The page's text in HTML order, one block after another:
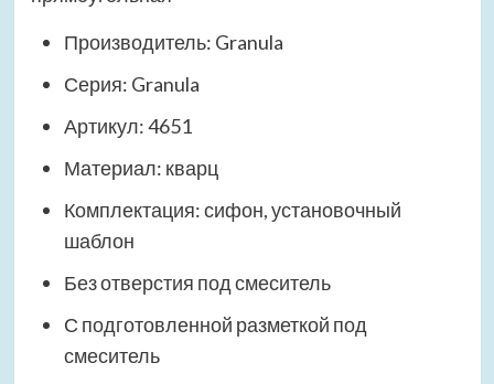
Производитель: Granula
Серия: Granula
Артикул: 4651
Материал: кварц
Комплектация: сифон, установочный
шаблон
Без отверстия под смеситель
С подготовленной разметкой под
смеситель